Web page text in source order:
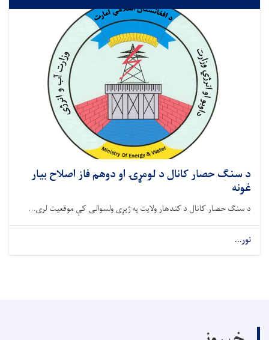
د سنګ حصار کانال د لومړۍ او دوهم فاز اصلاح بیار
غونه
د سنګ حصار کانال د کندهار ولایت په ژیړی ولسوالۍ کې موقعیت لری...
نور...